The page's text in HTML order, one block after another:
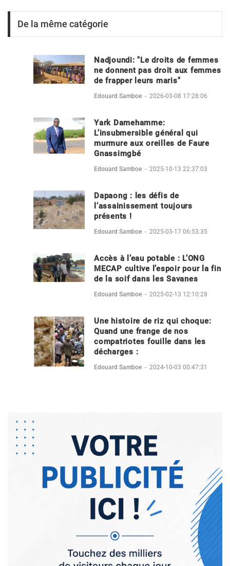
De la même catégorie
Nadjoundi: "Le droits de femmes
ne donnent pas droit aux femmes
de frapper leurs maris"
Edouard Samboe - 2026-03-08 17:28:06
Yark Damehamme:
L’insubmersible général qui
murmure aux oreilles de Faure
Gnassimgbé
Edouard Samboe - 2025-10-13 22:37:03
Dapaong : les défis de
l’assainissement toujours
présents !
Edouard Samboe - 2025-03-17 06:53:35
Accès à l’eau potable : L’ONG
MECAP cultive l’espoir pour la fin
de la soif dans les Savanes
Edouard Samboe - 2025-02-13 12:10:28
Une histoire de riz qui choque:
Quand une frange de nos
compatriotes fouille dans les
décharges :
Edouard Samboe - 2024-10-03 00:47:31